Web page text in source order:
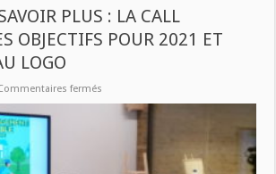
PLUS : LA CALL
OBJECTIFS POUR 2021 ET
LOGO
fermés
DANS